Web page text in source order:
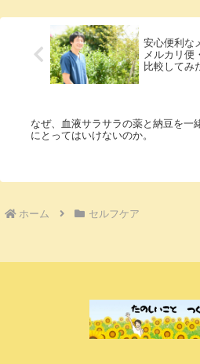
安心便利な
メルカリ便
比較してみ
なぜ、血液サラサラの薬と納豆を一
にとってはいけないのか。
ホーム セルフケア